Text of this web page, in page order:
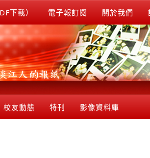
下載） 電子報訂閱 關於我們
校友動態 特刊 影像資料庫